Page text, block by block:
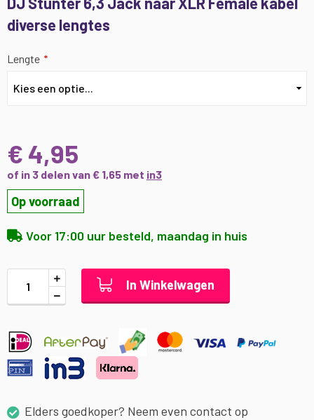
diverse lengtes
Lengte
€ 4,95
of in 3 delen van € 1,65 met in3
Op voorraad
Voor 17:00 uur besteld, maandag in huis
In Winkelwagen
Elders goedkoper? Neem even contact op
naar
het
van
afbeeldingen-